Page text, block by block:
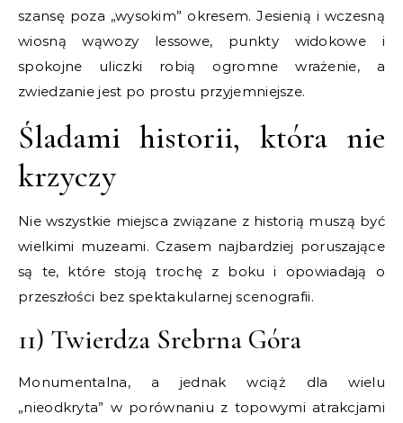
szansę poza „wysokim” okresem. Jesienią i wczesną
wiosną wąwozy lessowe, punkty widokowe i
spokojne uliczki robią ogromne wrażenie, a
zwiedzanie jest po prostu przyjemniejsze.
Śladami historii, która nie
krzyczy
Nie wszystkie miejsca związane z historią muszą być
wielkimi muzeami. Czasem najbardziej poruszające
są te, które stoją trochę z boku i opowiadają o
przeszłości bez spektakularnej scenografii.
11) Twierdza Srebrna Góra
Monumentalna, a jednak wciąż dla wielu
„nieodkryta” w porównaniu z topowymi atrakcjami